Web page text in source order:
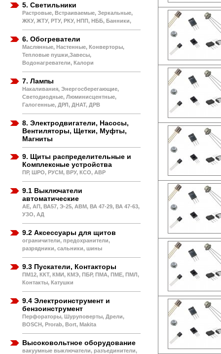
5. Светильники
Растровые, Встраиваемые, Зеркальные,
ЖКУ, ЖТУ, РТУ, РКУ, НПП, НББ, Банники,
6. Обогреватели
Маслянные, Настенные, Конверторы,
Тепловые пушки,Завесы,
Водонагреватели, Калори
7. Лампы
Накаливания, Энергосберегающие,
Светодиодные, Люминисцентные,
Галогенные, ДРЛ, ДНАТ, ДРВ
8. Электродвигатели, Насосы,
Вентиляторы, Щетки, Муфты,
Магниты
9. Щиты распределительные и
Комплексные устройства
ПР, ШРО, РУСМ, ВРУ, КСО, АВР
9.1 Выключатели
автоматические
АЕ, АП, ВА57, Э-25, АВМ, ВА 47-29, ВА 47-63,
УЗО, АД
9.2 Аксессуары для щитов
ограничители, предохранители,
разрядники, сальники, шины
9.3 Пускатели, Контакторы
ПМ12, ККТ, КМИ, КМЭ, ПБР, ПМА, ПМЕ, ПМЛ,
Контакты, Катушки
9.4 Электроинструмент и
бензоинструмент
Перфораторы, Шуруповерты, Дрели,
BOSCH, Prorab, Bort, Makita
Высоковольтное оборудование
вакуумные выключатели, разъединители,